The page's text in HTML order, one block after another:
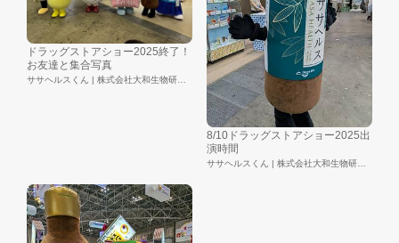
ドラッグストアショー2025終了！
お友達と集合写真
8/10ドラッグストアショー2025出
演時間